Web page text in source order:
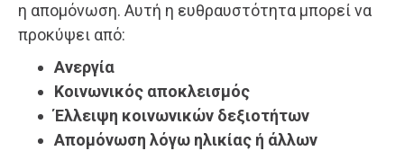
η απομόνωση. Αυτή η ευθραυστότητα μπορεί να
προκύψει από:
Ανεργία
Κοινωνικός αποκλεισμός
Έλλειψη κοινωνικών δεξιοτήτων
Απομόνωση λόγω ηλικίας ή άλλων